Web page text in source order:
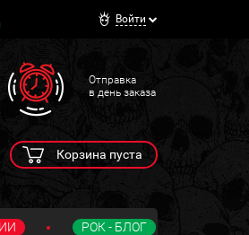
Войти
Отправка
в день заказа
Корзина пуста
РОК - БЛОГ